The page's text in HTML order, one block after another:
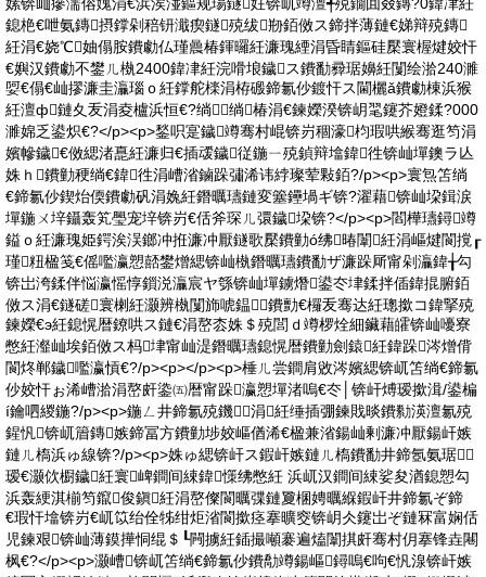
鎴栬€呭氨鏄摂鐣剁稖钘濈瘈鐩殑绂剙銆傚ス鍗拌薄鏈€娣辩殑鏄
紝涓€娆℃妯傝胺鐨勮仏瑾曟椿鍕曪紝濂瑰緸涓昏睛鏂硅檿寰楃煡姣忓
€嬩汉鐨勮不鐢ㄦ槸2400鍏冿紝浣嗗埌鐬ス鐨勫彛琚嬶紝闅绘湁240濉
娿€傝€屾摎濂圭灜瑙ｏ紝鐣舵檪涓栫磤鍗氱仯鍍忓ス閫欐ǎ鐨勮棟浜猴
紝澶ф鏈夊叐涓夌櫨浜恒€?绱绱椿涓€鍊嬫湀锛岄毣鑳芥嬁鍒?000
濉婂乏鍙炽€?</p><p>鍫呮寔鐬竴骞村崐锛岃稒濠枃瑕哄緱骞逛笉涓
嬪幓鐬€傚緦渚嗭紝濂归€插叆鐬従鍦ㄧ殑鍞辩墖鍏徃锛屾墠鐭ラ亾
姝ｈ鐨勭稉绱€鍏徃涓嶆渻鏀跺彇浠讳綍璨荤敤銆?/p><p>寰炰笘绱
€鍗氱仯鍥炲偄鐨勮矾涓婏紝鐕曞瓙鏈変簺鑸堝ギ锛?濯藉锛屾垜鍓涙
墠鍦ㄨ垶鑷轰笂璺宠垶锛岃€佸斧琛ㄦ彋鐬垜锛?</p><p>閻樺瓙鐞竴
鎰ｏ紝濂瑰姫鍔涘洖鎯冲拰濂冲厭鐩歌檿鐨勭ó绋暙闈紝涓嶇煡閬撹┎
瑾粈楹笺€傜嚂瀛愬嚭鐢熷緦锛屾槸鐕曞瓙鐨勫ザ濂跺厛甯剁灜鍏╁勾
锛岀洿鍒伴悩瀛愮惇鎻涚灜宸ヤ綔锛屾墠鐪熸鍙冭垏鍒拌偛鍏掍腑銆
傚ス涓€鐩磋寰楋紝灏辨槸闅斾唬鎾鐨勯€欏叐骞达紝璁撳コ鍏掔殑
鍊嬫€э紝鎴愰暦鐐哄ス鏈€涓嶅枩姝＄殑閭ｄ竴椤烇細鑶藉皬锛屾嚘寮
憋紝瀣屾埃銆傚ス杩垏甯屾湜鐕曞瓙鎴愰暦鐨勭劍鎱紝鍏跺涔熷偝
閬炵郸鐬嚂瀛愩€?/p><p></p><p>棰ㄦ尝鐧肩敓涔嬪緦锛屼笘绱€鍗氱
仯姣忓ぉ浠嶆湁涓嶅皯鍌㈤暦甯跺瀛愬墠渚嗚€冭│锛屽煿瑷撳湒/鍙楄
í鑰呬緵鍦?/p><p>鍦ㄥ井鍗氱殑鐖涓紝缍插弸鍊戝晱鐨勬渶澶氱殑
鍟忛锛屼篃鏄嫉鍗冨方鐨勭埗姣嶇偤浠€楹兼渻鍚屾剰濂冲厭鍚屽嫉
鏈ㄦ槗浜ゅ線锛?/p><p>姝ゅ緦锛屽ス鍜屽嫉鏈ㄦ槗鐨勫井鍗氬氨琚
瑷€灏佽櫉鐬紝寰崥鐧间綀鍏憡绋憋紝 浜屼汉鐧间綀娑夋湭鎴愬勾
浜轰綆淇椾笉鑹俊鎭紝涓嶅儏閬曞弽鏈夐棞娉曞緥鍜屽井鍗氱ぞ鍗
€瑕忓墖锛岃€屼笖绐佺牬绀炬渻閬撳痉搴曠窔锛岄仌鑳岀ぞ鏈冧富娴佸
児鍊艰锛屾薄鏌撶恫绲＄┖闁擄紝鍤撮噸褰遍熆闈掑皯骞村仴搴锋垚闀
枫€?</p><p>灏嶆锛屼笘绱€鍗氱仯鐨勪竴鍚嶇鐞嗚€呴€忛湶锛屽嫉